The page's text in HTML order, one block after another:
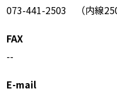
073-441-2503 （内線
FAX
--
E-mail